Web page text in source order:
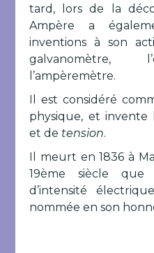
tard, lors de la
Ampère a
inventions à son
galvanomètre,
l’ampèremètre.
Il est considéré
physique, et invente
et de tension.
Il meurt en 1836 à
19ème siècle que
d’intensité
nommée en son